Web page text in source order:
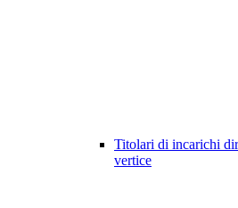
Titolari di incarichi
vertice